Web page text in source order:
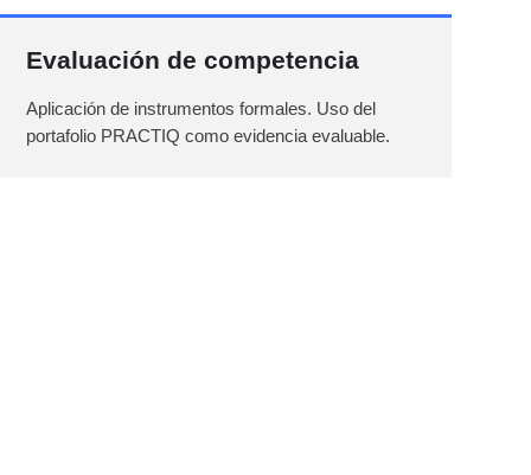
Evaluación de competencia
Aplicación de instrumentos formales. Uso del
portafolio PRACTIQ como evidencia evaluable.